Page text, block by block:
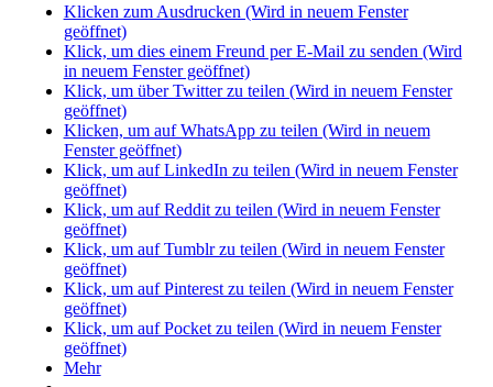
Klicken zum Ausdrucken (Wird in neuem Fenster
geöffnet)
Klick, um dies einem Freund per E-Mail zu senden (Wird
in neuem Fenster geöffnet)
Klick, um über Twitter zu teilen (Wird in neuem Fenster
geöffnet)
Klicken, um auf WhatsApp zu teilen (Wird in neuem
Fenster geöffnet)
Klick, um auf LinkedIn zu teilen (Wird in neuem Fenster
geöffnet)
Klick, um auf Reddit zu teilen (Wird in neuem Fenster
geöffnet)
Klick, um auf Tumblr zu teilen (Wird in neuem Fenster
geöffnet)
Klick, um auf Pinterest zu teilen (Wird in neuem Fenster
geöffnet)
Klick, um auf Pocket zu teilen (Wird in neuem Fenster
geöffnet)
Mehr